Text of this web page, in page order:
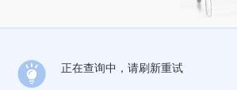
正在查询中，请刷新重试